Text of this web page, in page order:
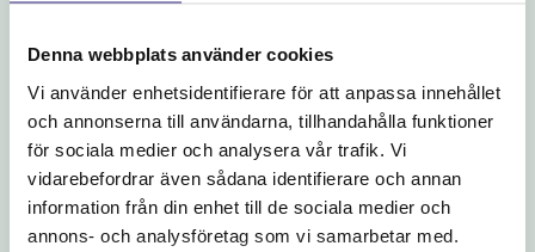
Denna webbplats använder cookies
Vi använder enhetsidentifierare för att anpassa innehållet
och annonserna till användarna, tillhandahålla funktioner
för sociala medier och analysera vår trafik. Vi
vidarebefordrar även sådana identifierare och annan
information från din enhet till de sociala medier och
annons- och analysföretag som vi samarbetar med.